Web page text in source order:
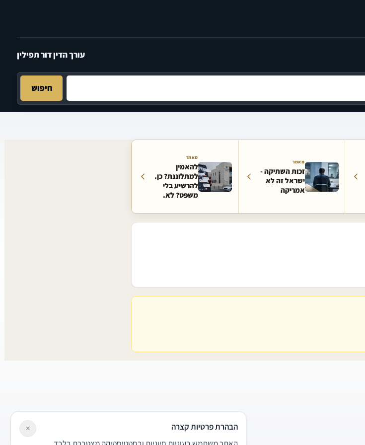
עורך הדין דור תפילין
חיפוש
מאמר
זכות השתיקה -
ישראל זה לא
אמריקה
מאמר
להאמין
למתלוננת? כן.
להרשיע בלי
משפט? לא.
הבהרת פרטיות קצרה
×